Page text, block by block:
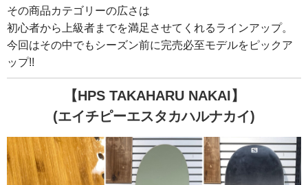
その商品カテゴリーの広さは
初心者から上級者までを満足させてくれるラインアップ。
今回はその中でもシーズン前に完売必至モデルをピックア
ップ!!
【HPS TAKAHARU NAKAI】
(エイチピーエスタカハルナカイ)